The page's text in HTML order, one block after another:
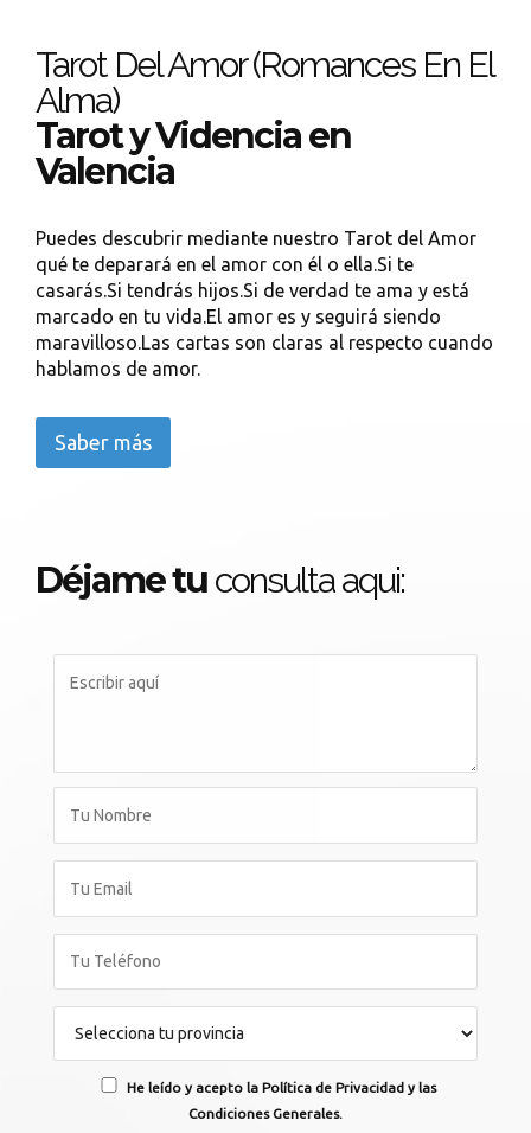
Tarot Del Amor (Romances En El
Alma)
Tarot y Videncia en
Valencia
Puedes descubrir mediante nuestro Tarot del Amor
qué te deparará en el amor con él o ella.Si te
casarás.Si tendrás hijos.Si de verdad te ama y está
marcado en tu vida.El amor es y seguirá siendo
maravilloso.Las cartas son claras al respecto cuando
hablamos de amor.
Saber más
Déjame tu consulta aqui:
He leído y acepto la Política de Privacidad y las
Condiciones Generales.